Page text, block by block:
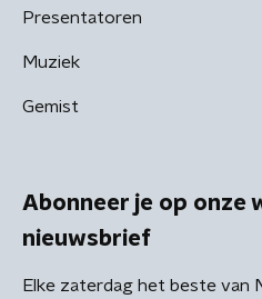
Presentatoren
Muziek
Gemist
Abonneer je op onze
nieuwsbrief
Elke zaterdag het beste van